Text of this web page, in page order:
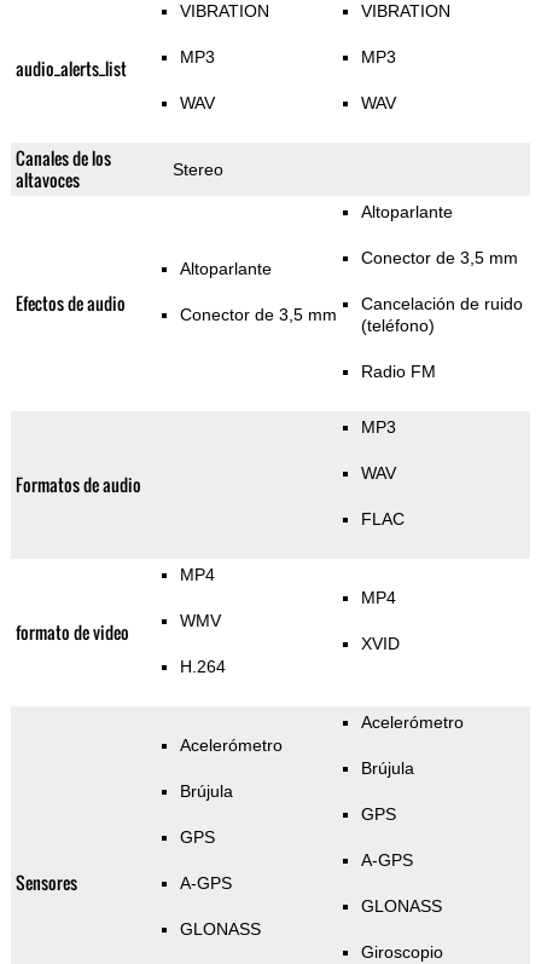
audio_alerts_list
VIBRATION
MP3
WAV
VIBRATION
MP3
WAV
Canales de los
altavoces
Stereo
Efectos de audio
Altoparlante
Conector de 3,5 mm
Altoparlante
Conector de 3,5 mm
Cancelación de ruido
(teléfono)
Radio FM
Formatos de audio
MP3
WAV
FLAC
formato de video
MP4
WMV
H.264
MP4
XVID
Sensores
Acelerómetro
Brújula
GPS
A-GPS
GLONASS
Acelerómetro
Brújula
GPS
A-GPS
GLONASS
Giroscopio